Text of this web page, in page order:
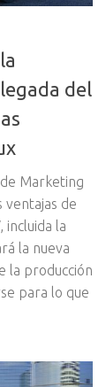
del
Marketing
ventajas de
incluida la
la nueva
la producción
para lo que